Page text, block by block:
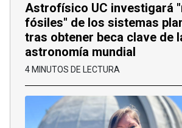
Astrofísico UC investigará
fósiles" de los sistemas
tras obtener beca clave de
astronomía mundial
4 MINUTOS DE LECTURA